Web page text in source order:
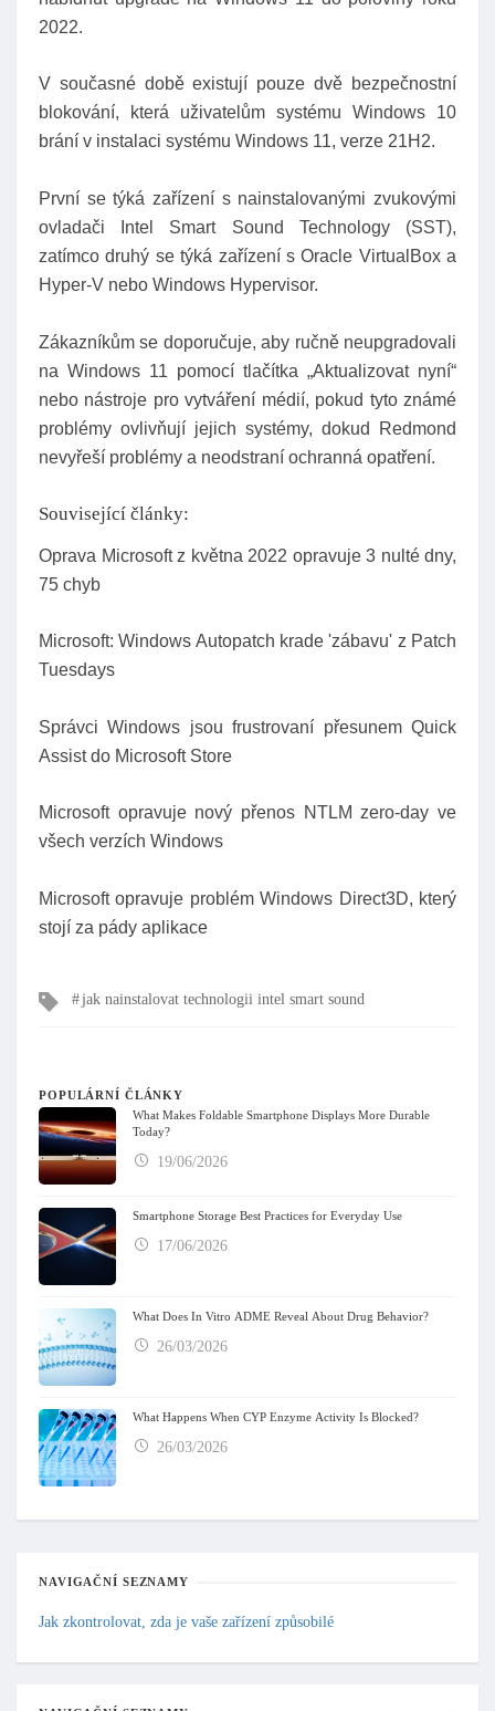
2022.
V současné době existují pouze dvě bezpečnostní
blokování, která uživatelům systému Windows 10
brání v instalaci systému Windows 11, verze 21H2.
První se týká zařízení s nainstalovanými zvukovými
ovladači Intel Smart Sound Technology (SST),
zatímco druhý se týká zařízení s Oracle VirtualBox a
Hyper-V nebo Windows Hypervisor.
Zákazníkům se doporučuje, aby ručně neupgradovali
na Windows 11 pomocí tlačítka „Aktualizovat nyní“
nebo nástroje pro vytváření médií, pokud tyto známé
problémy ovlivňují jejich systémy, dokud Redmond
nevyřeší problémy a neodstraní ochranná opatření.
Související články:
Oprava Microsoft z května 2022 opravuje 3 nulté dny,
75 chyb
Microsoft: Windows Autopatch krade 'zábavu' z Patch
Tuesdays
Správci Windows jsou frustrovaní přesunem Quick
Assist do Microsoft Store
Microsoft opravuje nový přenos NTLM zero-day ve
všech verzích Windows
Microsoft opravuje problém Windows Direct3D, který
stojí za pády aplikace
Tagyjak nainstalovat technologii intel smart sound
POPULÁRNÍ ČLÁNKY
What Makes Foldable Smartphone Displays More Durable
Today?
19/06/2026
Smartphone Storage Best Practices for Everyday Use
17/06/2026
What Does In Vitro ADME Reveal About Drug Behavior?
26/03/2026
What Happens When CYP Enzyme Activity Is Blocked?
26/03/2026
NAVIGAČNÍ SEZNAMY
Jak zkontrolovat, zda je vaše zařízení způsobilé